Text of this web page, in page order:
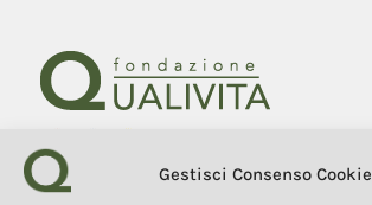
Gestisci Consenso Cookie
Fondazione Qualivita